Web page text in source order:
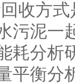
收方式
污泥一
耗分析
平衡分